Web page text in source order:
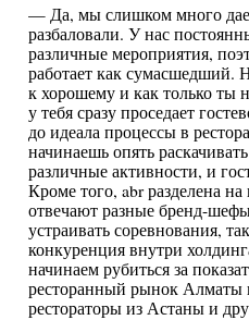
— Да, мы слишком много
разбаловали. У нас
различные мероприятия,
работает как сумасшедший.
к хорошему и как только ты
у тебя сразу проседает
до идеала процессы в
начинаешь опять
различные активности, и
Кроме того, abr разделена
отвечают разные бренд-
устраивать соревнования,
конкуренция внутри
начинаем рубиться за
ресторанный рынок Алматы
рестораторы из Астаны и